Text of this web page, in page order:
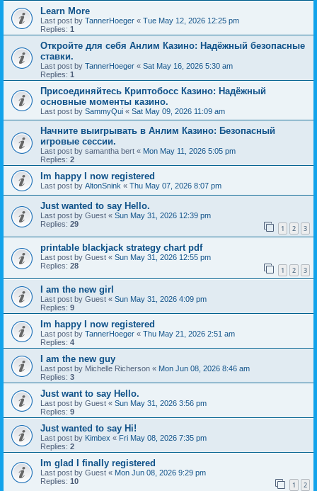
Learn More
Last post by TannerHoeger « Tue May 12, 2026 12:25 pm
Replies: 1
Откройте для себя Анлим Казино: Надёжный безопасные
ставки.
Last post by TannerHoeger « Sat May 16, 2026 5:30 am
Replies: 1
Присоединяйтесь Криптобосс Казино: Надёжный
основные моменты казино.
Last post by SammyQui « Sat May 09, 2026 11:09 am
Начните выигрывать в Анлим Казино: Безопасный
игровые сессии.
Last post by samantha bert « Mon May 11, 2026 5:05 pm
Replies: 2
Im happy I now registered
Last post by AltonSnink « Thu May 07, 2026 8:07 pm
Just wanted to say Hello.
Last post by Guest « Sun May 31, 2026 12:39 pm
Replies: 29 1 2 3
printable blackjack strategy chart pdf
Last post by Guest « Sun May 31, 2026 12:55 pm
Replies: 28 1 2 3
I am the new girl
Last post by Guest « Sun May 31, 2026 4:09 pm
Replies: 9
Im happy I now registered
Last post by TannerHoeger « Thu May 21, 2026 2:51 am
Replies: 4
I am the new guy
Last post by Michelle Richerson « Mon Jun 08, 2026 8:46 am
Replies: 3
Just want to say Hello.
Last post by Guest « Sun May 31, 2026 3:56 pm
Replies: 9
Just wanted to say Hi!
Last post by Kimbex « Fri May 08, 2026 7:35 pm
Replies: 2
Im glad I finally registered
Last post by Guest « Mon Jun 08, 2026 9:29 pm
Replies: 10 1 2